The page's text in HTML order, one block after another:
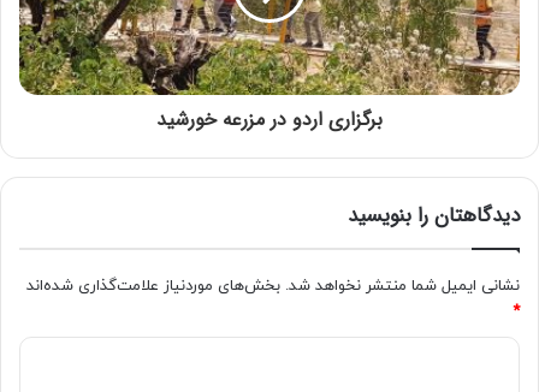
برگزاری اردو در مزرعه خورشید
دیدگاهتان را بنویسید
نشانی ایمیل شما منتشر نخواهد شد. بخش‌های موردنیاز علامت‌گذاری شده‌اند
*